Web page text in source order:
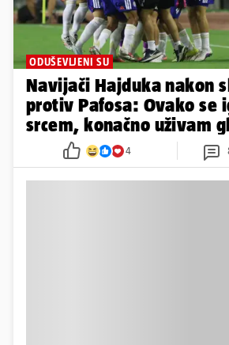
ODUŠEVLJENI SU
Navijači Hajduka nakon
protiv Pafosa: Ovako se
srcem, konačno uživam
4